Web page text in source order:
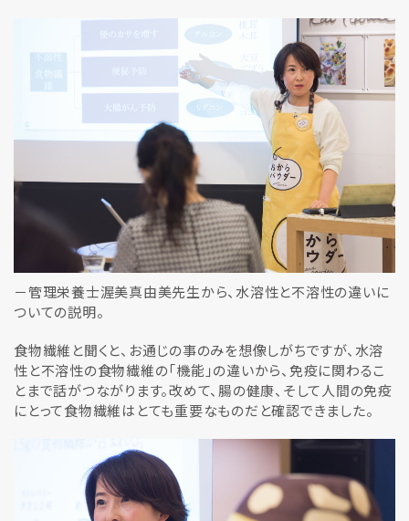
－管理栄養士渥美真由美先生から、水溶性と不溶性の違いに
ついての説明。
食物繊維と聞くと、お通じの事のみを想像しがちですが、水溶
性と不溶性の食物繊維の「機能」の違いから、免疫に関わるこ
とまで話がつながります。改めて、腸の健康、そして人間の免疫
にとって食物繊維はとても重要なものだと確認できました。